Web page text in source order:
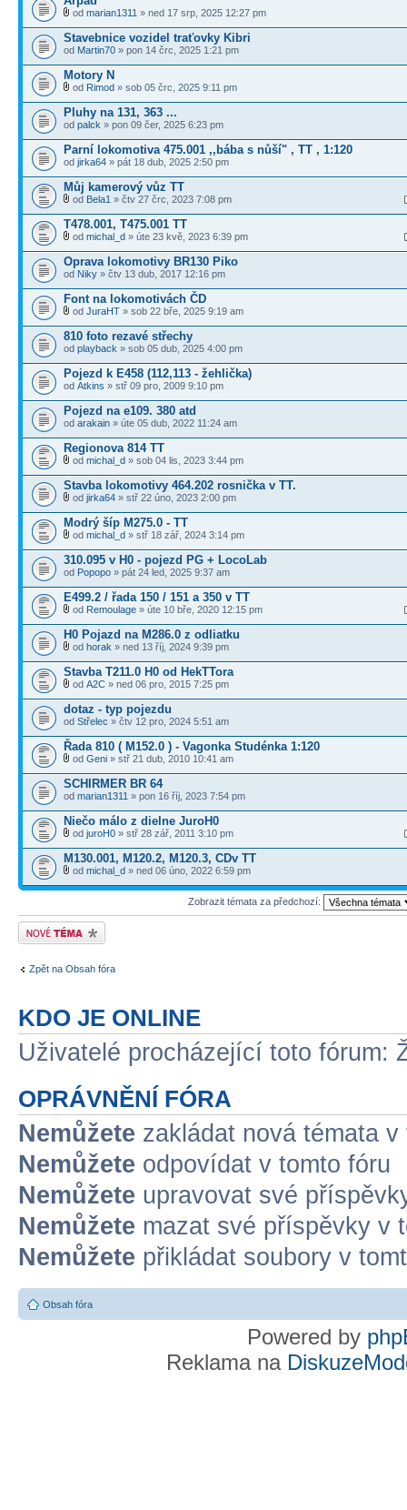
od marian1311 » ned 17 srp, 2025 12:27 pm
Stavebnice vozidel traťovky Kibri
od Martin70 » pon 14 črc, 2025 1:21 pm
Motory N
od Rimod » sob 05 črc, 2025 9:11 pm
Pluhy na 131, 363 ...
od palck » pon 09 čer, 2025 6:23 pm
Parní lokomotiva 475.001 ,,bába s nůší" , TT , 1:120
od jirka64 » pát 18 dub, 2025 2:50 pm
Můj kamerový vůz TT
od Bela1 » čtv 27 črc, 2023 7:08 pm
T478.001, T475.001 TT
od michal_d » úte 23 kvě, 2023 6:39 pm
Oprava lokomotivy BR130 Piko
od Niky » čtv 13 dub, 2017 12:16 pm
Font na lokomotivách ČD
od JuraHT » sob 22 bře, 2025 9:19 am
810 foto rezavé střechy
od playback » sob 05 dub, 2025 4:00 pm
Pojezd k E458 (112,113 - žehlička)
od Atkins » stř 09 pro, 2009 9:10 pm
Pojezd na e109. 380 atd
od arakain » úte 05 dub, 2022 11:24 am
Regionova 814 TT
od michal_d » sob 04 lis, 2023 3:44 pm
Stavba lokomotivy 464.202 rosnička v TT.
od jirka64 » stř 22 úno, 2023 2:00 pm
Modrý šíp M275.0 - TT
od michal_d » stř 18 zář, 2024 3:14 pm
310.095 v H0 - pojezd PG + LocoLab
od Popopo » pát 24 led, 2025 9:37 am
E499.2 / řada 150 / 151 a 350 v TT
od Remoulage » úte 10 bře, 2020 12:15 pm
H0 Pojazd na M286.0 z odliatku
od horak » ned 13 říj, 2024 9:39 pm
Stavba T211.0 H0 od HekTTora
od A2C » ned 06 pro, 2015 7:25 pm
dotaz - typ pojezdu
od Střelec » čtv 12 pro, 2024 5:51 am
Řada 810 ( M152.0 ) - Vagonka Studénka 1:120
od Geni » stř 21 dub, 2010 10:41 am
SCHIRMER BR 64
od marian1311 » pon 16 říj, 2023 7:54 pm
Niečo málo z dielne JuroH0
od juroH0 » stř 28 zář, 2011 3:10 pm
M130.001, M120.2, M120.3, CDv TT
od michal_d » ned 06 úno, 2022 6:59 pm
Zobrazit témata za předchozí:
Odeslat nové téma
Zpět na Obsah fóra
KDO JE ONLINE
Uživatelé procházející toto fórum:
OPRÁVNĚNÍ FÓRA
Nemůžete zakládat nová témata v
Nemůžete odpovídat v tomto fóru
Nemůžete upravovat své
Nemůžete mazat své příspěvky v
Nemůžete přikládat soubory v
Obsah fóra
Powered by
Reklama na